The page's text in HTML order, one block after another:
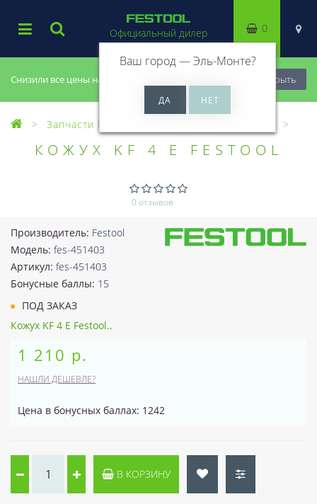
Снизили все цены на 20%, успей купить! Закрыть
Официальный дилер
Ваш город —Эль-Монте?
0
Запчасти Festool
КОЖУХ KF 4 E FESTOOL
0 отзывов
Производитель: Festool
Модель: fes-451403
Артикул: fes-451403
Бонусные баллы: 15
ПОД ЗАКАЗ
Кожух KF 4 E Festool..
1 210 р.
НАШЛИ ДЕШЕВЛЕ?
Цена в бонусных баллах: 1242
В КОРЗИНУ